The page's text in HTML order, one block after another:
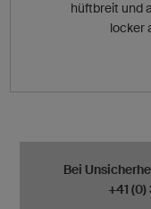
hüftbreit und
locker
Bei
+41 (0)